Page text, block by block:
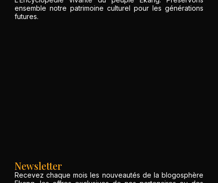
ensemble notre patrimoine culturel pour les générations
futures.
Newsletter
Recevez chaque mois les nouveautés de la blogosphère